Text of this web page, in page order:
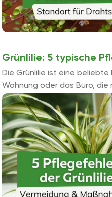
Grünlilie: 5 typische
Die Grünlilie ist eine beliebte
Wohnung oder das Büro, die
Pflegefehler verzeiht.
Überversorgung bei Wasser
...